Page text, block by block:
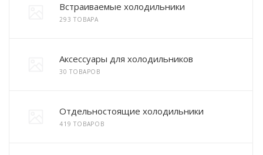
Встраиваемые холодильники
293 ТОВАРА
Аксессуары для холодильников
30 ТОВАРОВ
Отдельностоящие холодильники
419 ТОВАРОВ